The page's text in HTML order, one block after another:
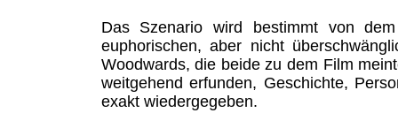
Das Szenario wird bestimmt von
euphorischen, aber nicht
Woodwards, die beide zu dem Film
weitgehend erfunden, Geschichte,
exakt wiedergegeben.